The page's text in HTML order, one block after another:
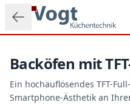
Zum Hauptinhalt springen
Backöfen mit
Ein hochauflösendes TFT-
Smartphone-Ästhetik an